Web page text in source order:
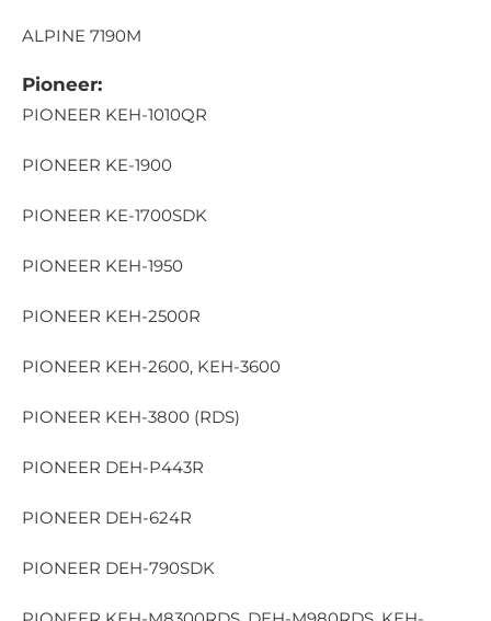
ALPINE 7190M
Pioneer:
PIONEER KEH-1010QR
PIONEER KE-1900
PIONEER KE-1700SDK
PIONEER KEH-1950
PIONEER KEH-2500R
PIONEER KEH-2600, KEH-3600
PIONEER KEH-3800 (RDS)
PIONEER DEH-P443R
PIONEER DEH-624R
PIONEER DEH-790SDK